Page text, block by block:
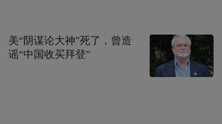
美“阴谋论大神”死了，曾造
谣“中国收买拜登”